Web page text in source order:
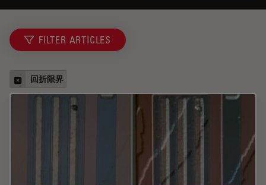
FILTER ARTICLES
回折限界